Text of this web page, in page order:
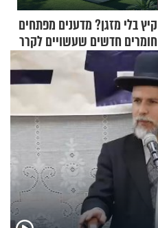
קיץ בלי מזגן? מדענים מפתחים
חומרים חדשים שעשויים לקרר
בתים